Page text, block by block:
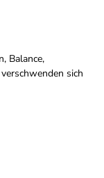
Balance,
sich